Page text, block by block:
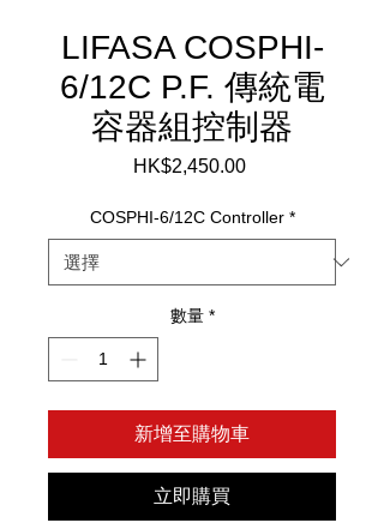
LIFASA COSPHI-
6/12C P.F. 傳統電
容器組控制器
HK$2,450.00價
COSPHI-6/12C Controller *
數量 *
新增至購物車
立即購買